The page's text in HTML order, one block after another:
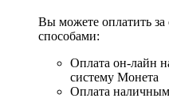
Вы можете оплатить
способами:
Оплата он-лайн
систему Монета
Оплата